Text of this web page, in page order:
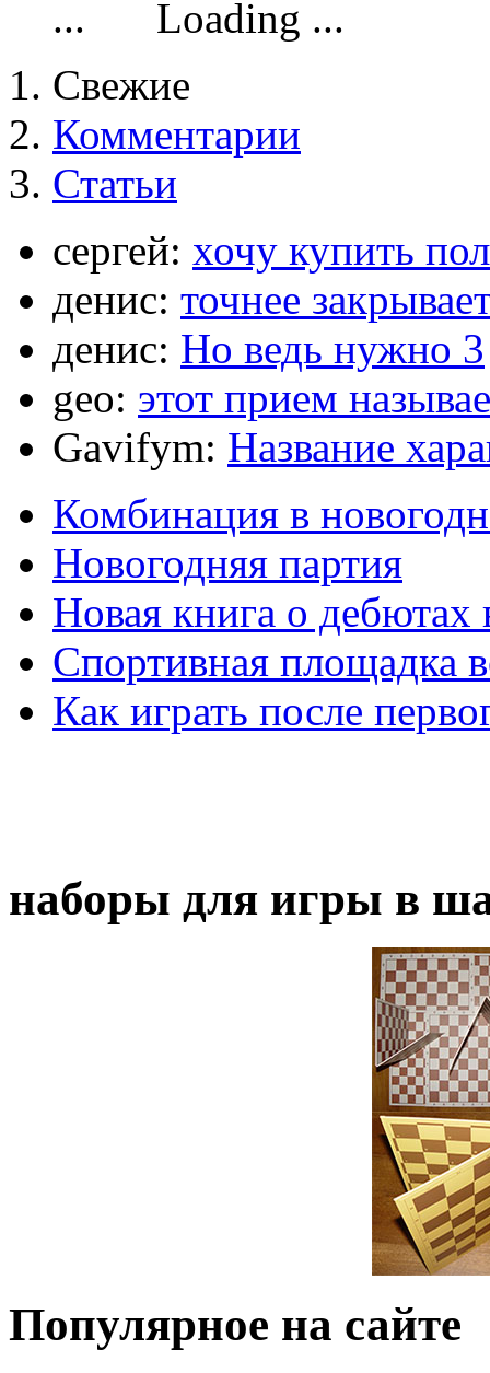
Loading ...
Свежие
Комментарии
Статьи
сергей: хочу купить
денис: точнее
денис: Но ведь нужно 3
geo: этот прием
Gavifym: Название
Комбинация в
Новогодняя партия
Новая книга о
Спортивная площадка
Как играть после
наборы для игры в
Популярное на сайте